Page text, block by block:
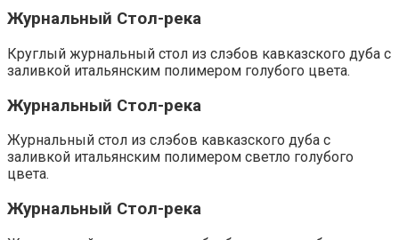
Журнальный Стол-река
Круглый журнальный стол из слэбов кавказского дуба с
заливкой итальянским полимером голубого цвета.
Журнальный Стол-река
Журнальный стол из слэбов кавказского дуба с
заливкой итальянским полимером светло голубого
цвета.
Журнальный Стол-река